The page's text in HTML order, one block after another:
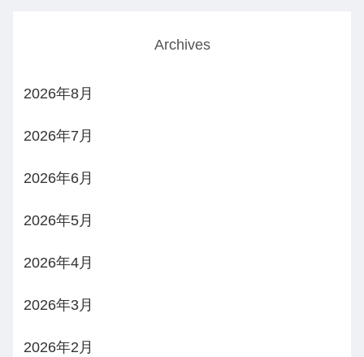
Archives
2026年8月
2026年7月
2026年6月
2026年5月
2026年4月
2026年3月
2026年2月